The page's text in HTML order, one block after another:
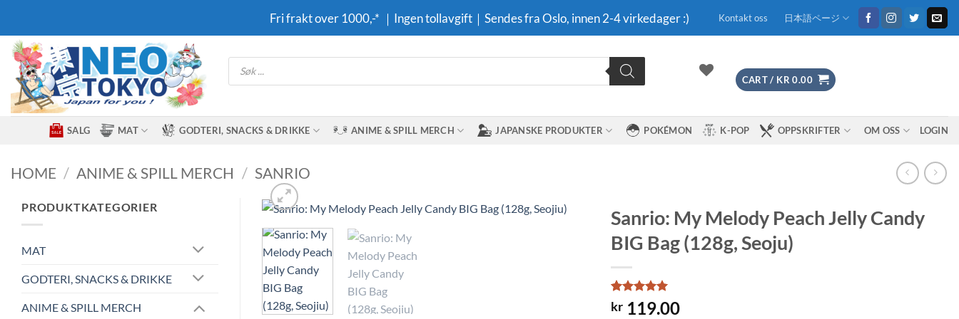
content
Fri frakt over 1000,-* ｜Ingen tollavgift｜Sendes fra Oslo, innen 2-4 virkedager :) Kontakt oss 日本語ページ
Products
search
CART / KR 0.00
SALG MAT GODTERI, SNACKS & DRIKKE ANIME & SPILL MERCH JAPANSKE PRODUKTER POKÉMON K-POP OPPSKRIFTER OM OSS LOGIN
HOME / ANIME & SPILL MERCH / SANRIO
PRODUKTKATEGORIER
MAT
GODTERI, SNACKS & DRIKKE
ANIME & SPILL MERCH
Sanrio: My Melody Peach Jelly Candy
BIG Bag (128g, Seoju)
Rated5
out of 5
1
kr119.00